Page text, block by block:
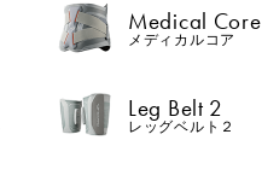
Medical Core
メディカルコア
Leg Belt 2
レッグベルト２